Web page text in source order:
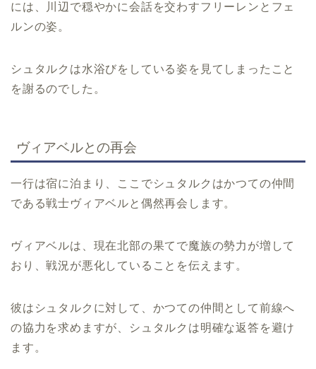
には、川辺で穏やかに会話を交わすフリーレンとフェ
ルンの姿。
シュタルクは水浴びをしている姿を見てしまったこと
を謝るのでした。
ヴィアベルとの再会
一行は宿に泊まり、ここでシュタルクはかつての仲間
である戦士ヴィアベルと偶然再会します。
ヴィアベルは、現在北部の果てで魔族の勢力が増して
おり、戦況が悪化していることを伝えます。
彼はシュタルクに対して、かつての仲間として前線へ
の協力を求めますが、シュタルクは明確な返答を避け
ます。